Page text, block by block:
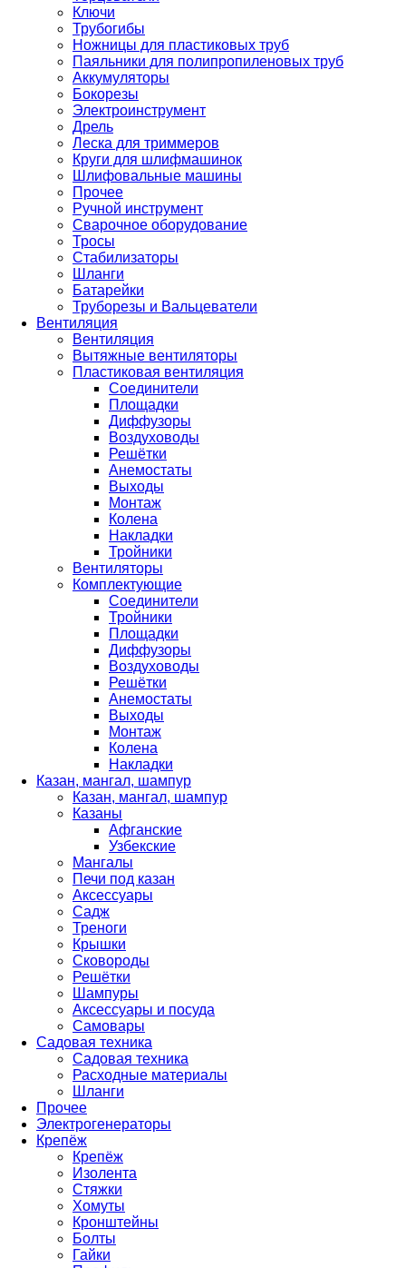
Ключи
Трубогибы
Ножницы для пластиковых труб
Паяльники для полипропиленовых труб
Аккумуляторы
Бокорезы
Электроинструмент
Дрель
Леска для триммеров
Круги для шлифмашинок
Шлифовальные машины
Прочее
Ручной инструмент
Сварочное оборудование
Тросы
Стабилизаторы
Шланги
Батарейки
Труборезы и Вальцеватели
Вентиляция
Вентиляция
Вытяжные вентиляторы
Пластиковая вентиляция
Соединители
Площадки
Диффузоры
Воздуховоды
Решётки
Анемостаты
Выходы
Монтаж
Колена
Накладки
Тройники
Вентиляторы
Комплектующие
Соединители
Тройники
Площадки
Диффузоры
Воздуховоды
Решётки
Анемостаты
Выходы
Монтаж
Колена
Накладки
Казан, мангал, шампур
Казан, мангал, шампур
Казаны
Афганские
Узбекские
Мангалы
Печи под казан
Аксессуары
Садж
Треноги
Крышки
Сковороды
Решётки
Шампуры
Аксессуары и посуда
Самовары
Садовая техника
Садовая техника
Расходные материалы
Шланги
Прочее
Электрогенераторы
Крепёж
Крепёж
Изолента
Стяжки
Хомуты
Кронштейны
Болты
Гайки